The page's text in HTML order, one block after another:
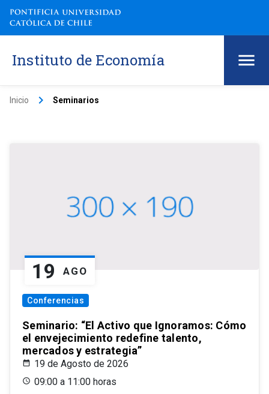
Instituto de Economía
Inicio keyboard_arrow_right Seminarios
19 AGO
Conferencias
Seminario: “El Activo que Ignoramos: Cómo
el envejecimiento redefine talento,
mercados y estrategia”
19 de Agosto de 2026
09:00 a 11:00 horas